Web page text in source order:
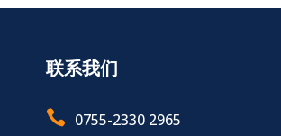
联系我们
 0755-2330 2965